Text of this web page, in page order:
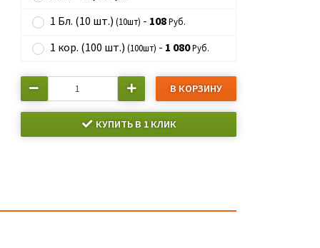
1 Бл. (10 шт.) (10шт) - 108 Руб.
1 кор. (100 шт.) (100шт) - 1 080 Руб.
В КОРЗИНУ
КУПИТЬ В 1 КЛИК